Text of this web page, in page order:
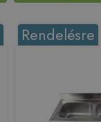
Rendelésre